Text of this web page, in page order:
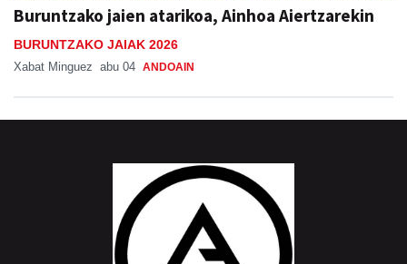
Buruntzako jaien atarikoa, Ainhoa Aiertzarekin
BURUNTZAKO JAIAK 2026
Xabat Minguez abu 04 ANDOAIN